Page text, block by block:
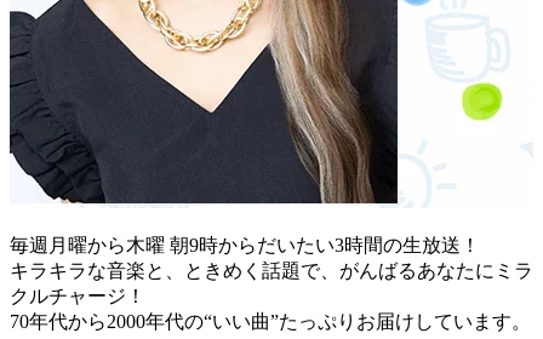
毎週月曜から木曜 朝9時からだいたい3時間の生放送！
キラキラな音楽と、ときめく話題で、がんばるあなたにミラ
クルチャージ！
70年代から2000年代の“いい曲”たっぷりお届けしています。